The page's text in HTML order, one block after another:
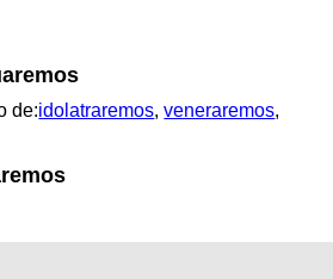
de:idolatraremos,veneraremos,